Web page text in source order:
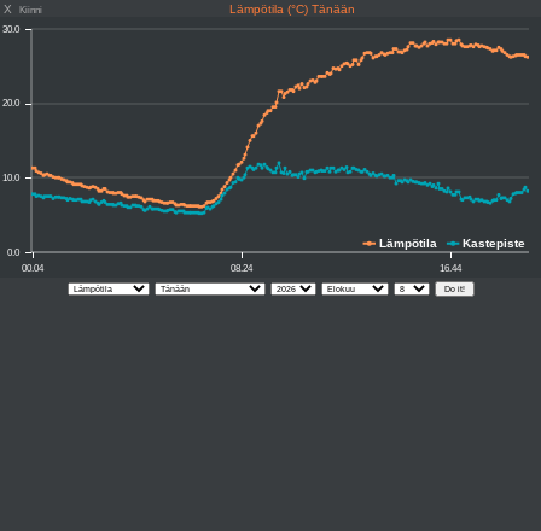
X Kiinni Lämpötila (°C) Tänään